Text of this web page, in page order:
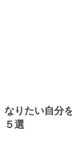
なりたい自分
５選